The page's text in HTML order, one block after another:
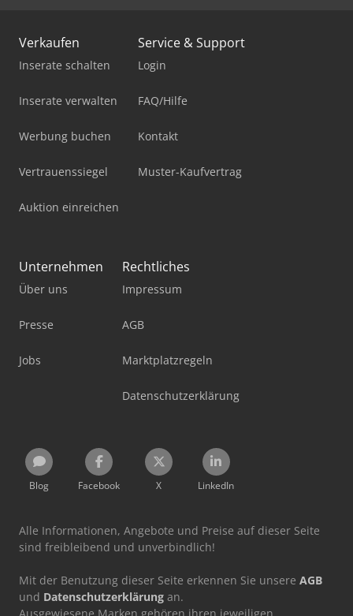
Verkaufen
Inserate schalten
Inserate verwalten
Werbung buchen
Vertrauenssiegel
Auktion einreichen
Service & Support
Login
FAQ/Hilfe
Kontakt
Muster-Kaufvertrag
Unternehmen
Über uns
Presse
Jobs
Rechtliches
Impressum
AGB
Marktplatzregeln
Datenschutzerklärung
Blog Facebook X LinkedIn
Alle Informationen, Angebote und Preise auf dieser Seite
sind freibleibend und unverbindlich!
Mit der Benutzung dieser Seite erkennen Sie unsere AGB
und Datenschutzerklärung an.